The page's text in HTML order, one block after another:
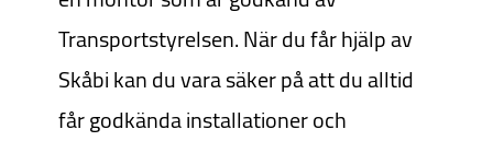
Transportstyrelsen. När du får hjälp av
Skåbi kan du vara säker på att du alltid
får godkända installationer och